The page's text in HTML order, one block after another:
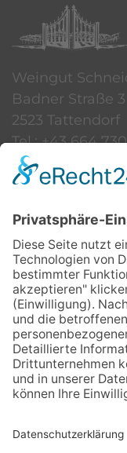
Weingut
Badner Straße 3
2523 Tattendorf
Tel.: +43 664